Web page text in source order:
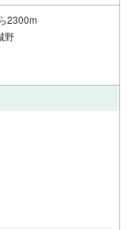
2300m
野